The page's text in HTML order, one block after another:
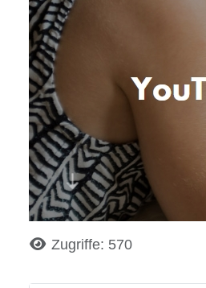
DetailsZugriffe: 570